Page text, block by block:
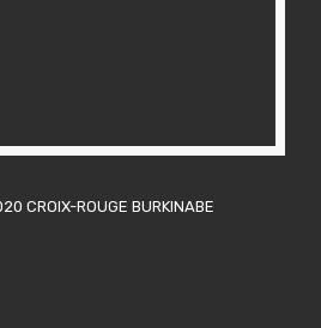
CROIX-ROUGE BURKINABE